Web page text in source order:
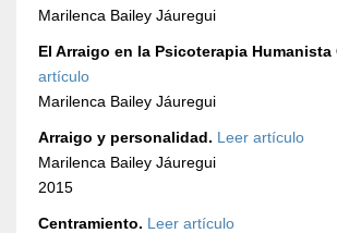
Marilenca Bailey Jáuregui
El Arraigo en la Psicoterapia Humanista
artículo
Marilenca Bailey Jáuregui
Arraigo y personalidad. Leer artículo
Marilenca Bailey Jáuregui
2015
Centramiento. Leer artículo